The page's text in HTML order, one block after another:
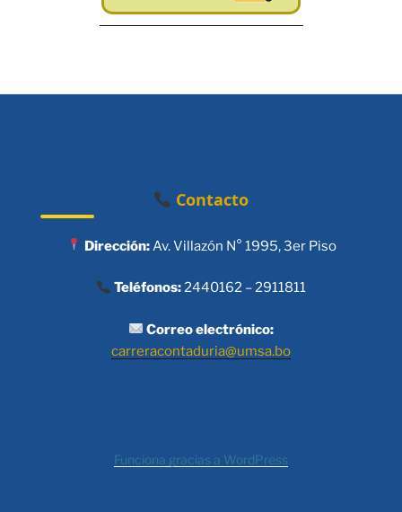
Contacto
Dirección:Av. Villazón N° 1995, 3er Piso
Teléfonos:2440162 – 2911811
Correo electrónico:
carreracontaduria@umsa.bo
Funciona gracias a WordPress